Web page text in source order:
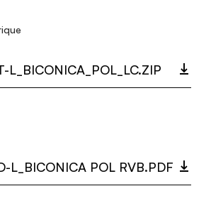
L_BICONICA_POL_LC.ZIP
L_BICONICA POL RVB.PDF